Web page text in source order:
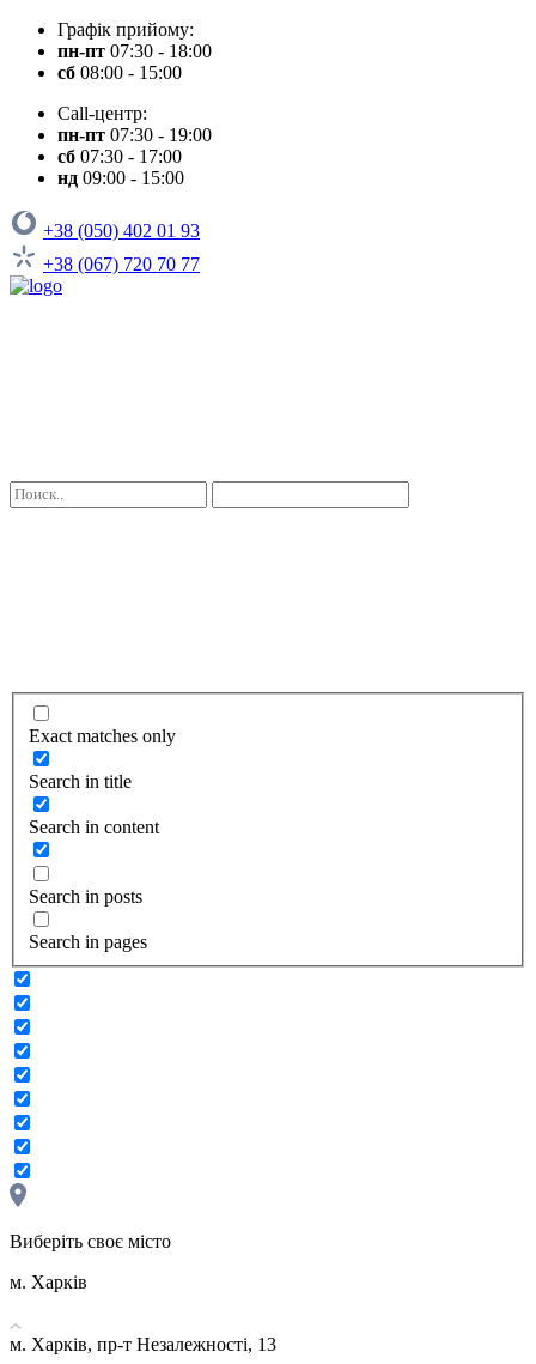
Графік прийому:
пн-пт 07:30 - 18:00
сб 08:00 - 15:00
Call-центр:
пн-пт 07:30 - 19:00
сб 07:30 - 17:00
нд 09:00 - 15:00
+38 (050) 402 01 93
+38 (067) 720 70 77
Exact matches only
Search in title
Search in content
Search in posts
Search in pages
Виберіть своє місто
м. Харків
м. Харків, пр-т Незалежності, 13